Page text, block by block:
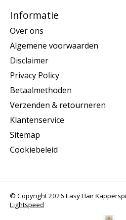
Informatie
Over ons
Algemene voorwaarden
Disclaimer
Privacy Policy
Betaalmethoden
Verzenden & retourneren
Klantenservice
Sitemap
Cookiebeleid
© Copyright 2026 Easy Hair
Lightspeed